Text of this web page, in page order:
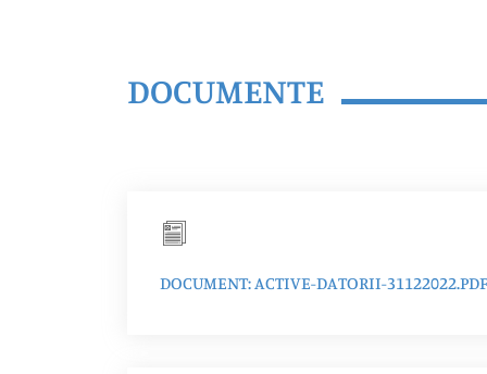
DOCUMENTE
DOCUMENT: ACTIVE-DATORII-31122022.PDF